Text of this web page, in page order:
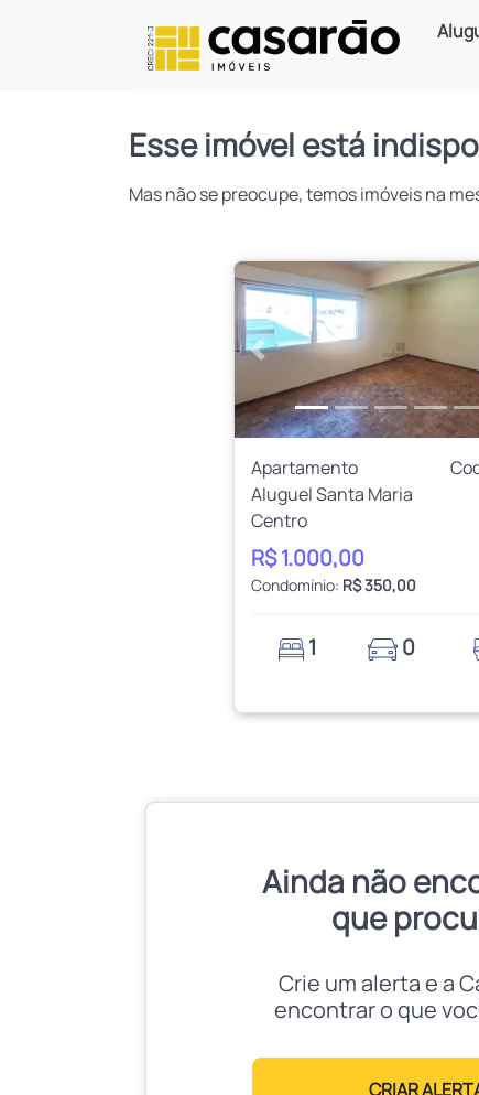
Esse imóvel está
Mas não se preocupe, temos imóveis na
Anterior
Apartamento
Aluguel Santa Maria
Centro
R$ 1.000,00
Condomínio: R$ 350,00
1 0
Ainda não
que
Crie um alerta e a
encontrar o que
CRIAR